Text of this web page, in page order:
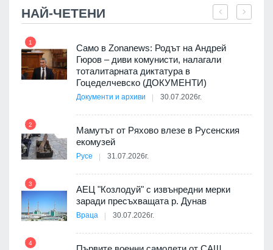
НАЙ-ЧЕТЕНИ
1
Само в Zonanews: Родът на Андрей
Гюров – диви комунисти, налагали
тоталитарната диктатура в
Гоцеделчевско (ДОКУМЕНТИ)
Документи и архиви 30.07.2026г.
2
Мамутът от Ряхово влезе в Русенския
екомузей
Русе 31.07.2026г.
3
АЕЦ "Козлодуй" с извънредни мерки
заради пресъхващата р. Дунав
Враца 30.07.2026г.
4